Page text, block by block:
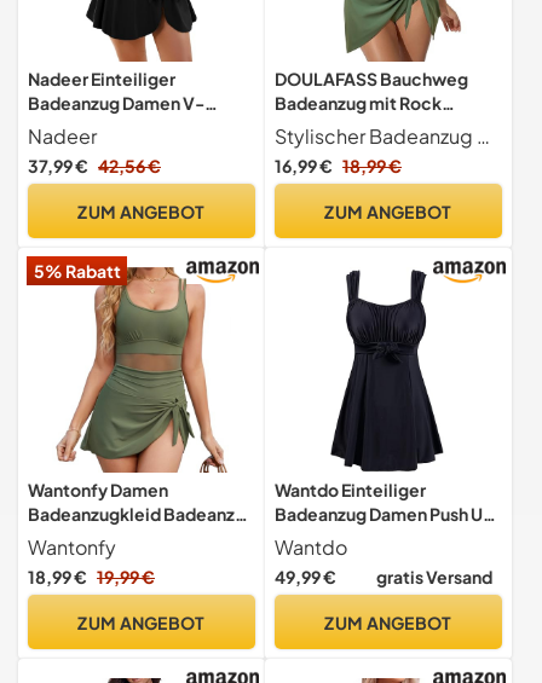
Nadeer Einteiliger
Badeanzug Damen V-
Ausschnitt Ruched
Bauchweg Bademode Push
Up Badeanzugkleid
Metall Krawattenknoten
Nadeer
37,99 € 42,56 €
ZUM ANGEBOT
DOULAFASS Bauchweg
Badeanzug mit Rock
Vierkant Hals Badekleid
Damen Sexy Einteilige
Badeanzüge Push up
Stylischer Badeanzug mit Rock Dieses gepolsterte einteilige Badekleid hat einen integrierten Unterseite. Sie können binden oder lösen Sie die Seite Krawatte Knoten, um die Länge des Rockes einzustellen.
16,99 € 18,99 €
ZUM ANGEBOT
5% Rabatt
Wantonfy Damen
Badeanzugkleid Badeanzug
Bademode Schwimmanzug
Wantonfy
18,99 € 19,99 €
ZUM ANGEBOT
Wantdo Einteiliger
Badeanzug Damen Push Up
Tankini mit Rock Schwarz
52-54
Wantdo
49,99 € gratis Versand
ZUM ANGEBOT